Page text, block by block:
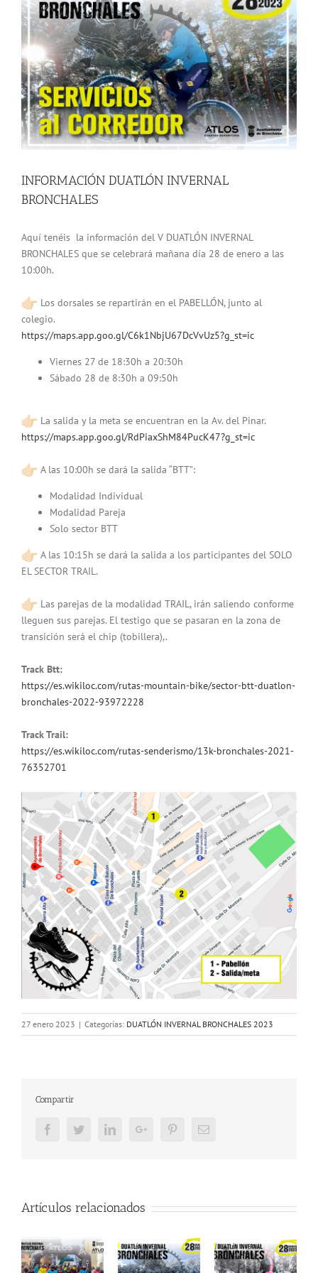
más
grande
INFORMACIÓN DUATLÓN INVERNAL
BRONCHALES
Aquí tenéis la información del V DUATLÓN INVERNAL
BRONCHALES que se celebrará mañana día 28 de enero a las
10:00h.
Los dorsales se repartirán en el PABELLÓN, junto al
colegio.
https://maps.app.goo.gl/C6k1NbjU67DcVvUz5?g_st=ic
Viernes 27 de 18:30h a 20:30h
Sábado 28 de 8:30h a 09:50h
La salida y la meta se encuentran en la Av. del Pinar.
https://maps.app.goo.gl/RdPiaxShM84PucK47?g_st=ic
A las 10:00h se dará la salida “BTT”:
Modalidad Individual
Modalidad Pareja
Solo sector BTT
A las 10:15h se dará la salida a los participantes del SOLO
EL SECTOR TRAIL.
Las parejas de la modalidad TRAIL, irán saliendo conforme
lleguen sus parejas. El testigo que se pasaran en la zona de
transición será el chip (tobillera),.
Track Btt:
https://es.wikiloc.com/rutas-mountain-bike/sector-btt-duatlon-
bronchales-2022-93972228
Track Trail:
https://es.wikiloc.com/rutas-senderismo/13k-bronchales-2021-
76352701
27 enero 2023 | Categorías: DUATLÓN INVERNAL BRONCHALES 2023
Compartir
FacebookTwitterLinkedInGoogle+ PinterestEmail
Artículos relacionados